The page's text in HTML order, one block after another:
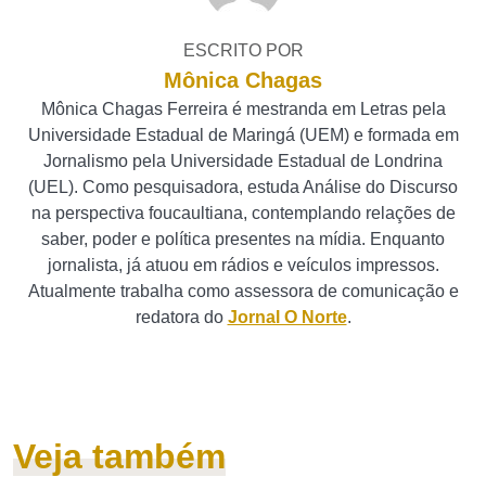
ESCRITO POR
Mônica Chagas
Mônica Chagas Ferreira é mestranda em Letras pela
Universidade Estadual de Maringá (UEM) e formada em
Jornalismo pela Universidade Estadual de Londrina
(UEL). Como pesquisadora, estuda Análise do Discurso
na perspectiva foucaultiana, contemplando relações de
saber, poder e política presentes na mídia. Enquanto
jornalista, já atuou em rádios e veículos impressos.
Atualmente trabalha como assessora de comunicação e
redatora do Jornal O Norte.
Veja também